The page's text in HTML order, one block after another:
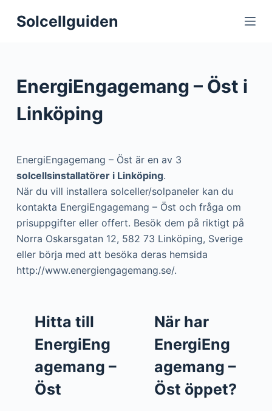
S
o
c
e
n
Solcellguiden
EnergiEngagemang – Öst i
Linköping
EnergiEngagemang – Öst är en av 3
solcellsinstallatörer i Linköping.
När du vill installera solceller/solpaneler kan du
kontakta EnergiEngagemang – Öst och fråga om
prisuppgifter eller offert. Besök dem på riktigt på
Norra Oskarsgatan 12, 582 73 Linköping, Sverige
eller börja med att besöka deras hemsida
http://www.energiengagemang.se/.
Hitta till
EnergiEng
agemang –
Öst
När har
EnergiEng
agemang –
Öst öppet?